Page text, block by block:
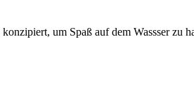
um Spaß auf dem Wassser zu